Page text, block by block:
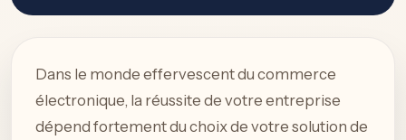
Dans le monde effervescent du commerce
électronique, la réussite de votre entreprise
dépend fortement du choix de votre solution de